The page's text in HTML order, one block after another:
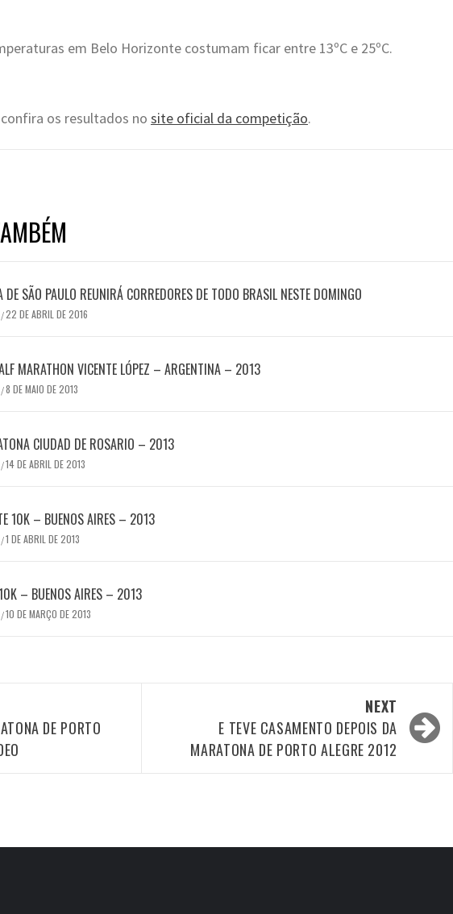
em Belo Horizonte costumam ficar entre 13ºC e 25ºC.
os resultados no site oficial da competição.
DE SÃO PAULO REUNIRÁ CORREDORES DE TODO BRASIL NESTE DOMINGO
/22 DE ABRIL DE 2016
MARATHON VICENTE LÓPEZ – ARGENTINA – 2013
/8 DE MAIO DE 2013
CIUDAD DE ROSARIO – 2013
/14 DE ABRIL DE 2013
10K – BUENOS AIRES – 2013
/1 DE ABRIL DE 2013
– BUENOS AIRES – 2013
/10 DE MARÇO DE 2013
DE PORTO
NEXT
E TEVE CASAMENTO DEPOIS DA
MARATONA DE PORTO ALEGRE 2012